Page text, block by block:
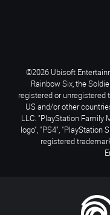
©2026 Ubisoft
Rainbow Six, the
registered or
US and/or other
LLC. "PlayStation Family
logo", "PS4", "PlayStation
registered